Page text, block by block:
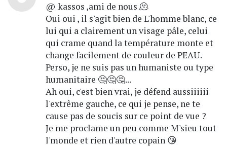
@ kassos ,ami de nous 🫠
Oui oui , il s'agit bien de L'homme blanc, ce
lui qui a clairement un visage pâle, celui
qui crame quand la température monte et
change facilement de couleur de PEAU.
Perso, je ne suis pas un humaniste ou type
humanitaire 🤔🤔🤔...
Ah oui, c'est bien vrai, je défend aussiiiiii
l'extrême gauche, ce qui je pense, ne te
cause pas de soucis sur ce point de vue ?
Je me proclame un peu comme M'sieu tout
l'monde et rien d'autre copain 😘